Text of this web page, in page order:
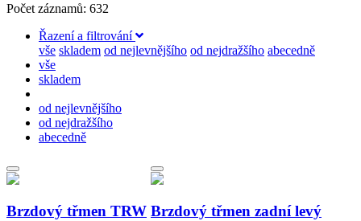
Počet záznamů: 632
Řazení a filtrování
vše skladem od nejlevnějšího od nejdražšího abecedně
vše
skladem
od nejlevnějšího
od nejdražšího
abecedně
Brzdový třmen TRW Brzdový třmen zadní levý